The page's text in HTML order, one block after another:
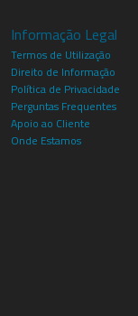
Informação Legal
Termos de Utilização
Direito de Informação
Política de Privacidade
Perguntas Frequentes
Apoio ao Cliente
Onde Estamos